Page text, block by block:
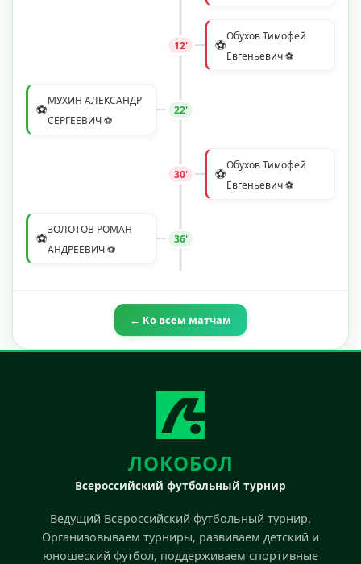
⚽Обухов Тимофей
Евгеньевич ⚽
12'
⚽МУХИН АЛЕКСАНДР
СЕРГЕЕВИЧ ⚽
22'
⚽Обухов Тимофей
Евгеньевич ⚽
30'
⚽ЗОЛОТОВ РОМАН
АНДРЕЕВИЧ ⚽
36'
← Ко всем матчам
ЛОКОБОЛ
Всероссийский футбольный турнир
Ведущий Всероссийский футбольный турнир.
Организовываем турниры, развиваем детский и
юношеский футбол, поддерживаем спортивные